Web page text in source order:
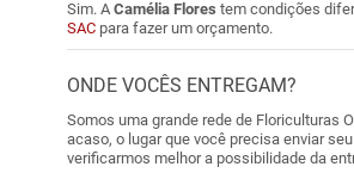
Sim. A Camélia Flores tem condições
SAC para fazer um orçamento.
ONDE VOCÊS ENTREGAM?
Somos uma grande rede de Floriculturas
acaso, o lugar que você precisa enviar
verificarmos melhor a possibilidade da